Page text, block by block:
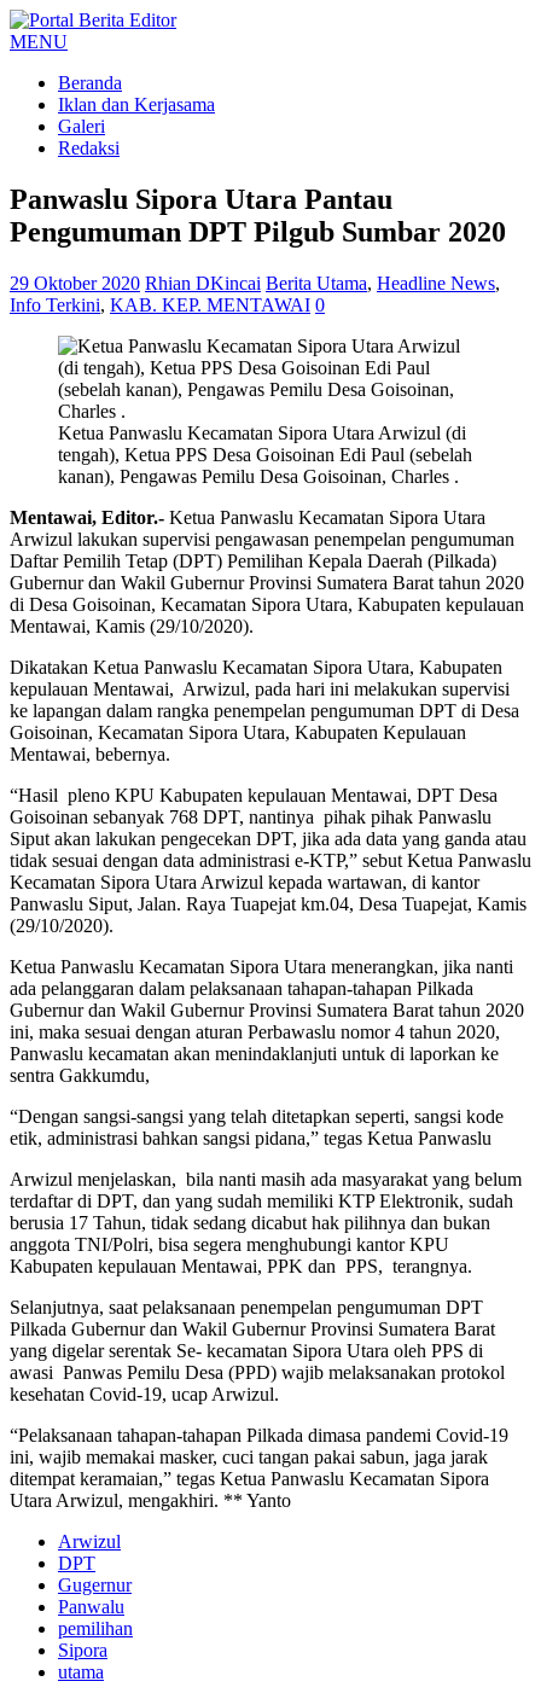
MENU
Beranda
Iklan dan Kerjasama
Galeri
Redaksi
Panwaslu Sipora Utara Pantau
Pengumuman DPT Pilgub Sumbar 2020
29 Oktober 2020 Rhian DKincai Berita Utama, Headline News,
Info Terkini, KAB. KEP. MENTAWAI 0
Ketua Panwaslu Kecamatan Sipora Utara Arwizul (di
tengah), Ketua PPS Desa Goisoinan Edi Paul (sebelah
kanan), Pengawas Pemilu Desa Goisoinan, Charles .
Mentawai, Editor.- Ketua Panwaslu Kecamatan Sipora Utara
Arwizul lakukan supervisi pengawasan penempelan pengumuman
Daftar Pemilih Tetap (DPT) Pemilihan Kepala Daerah (Pilkada)
Gubernur dan Wakil Gubernur Provinsi Sumatera Barat tahun 2020
di Desa Goisoinan, Kecamatan Sipora Utara, Kabupaten kepulauan
Mentawai, Kamis (29/10/2020).
Dikatakan Ketua Panwaslu Kecamatan Sipora Utara, Kabupaten
kepulauan Mentawai, Arwizul, pada hari ini melakukan supervisi
ke lapangan dalam rangka penempelan pengumuman DPT di Desa
Goisoinan, Kecamatan Sipora Utara, Kabupaten Kepulauan
Mentawai, bebernya.
“Hasil pleno KPU Kabupaten kepulauan Mentawai, DPT Desa
Goisoinan sebanyak 768 DPT, nantinya pihak pihak Panwaslu
Siput akan lakukan pengecekan DPT, jika ada data yang ganda atau
tidak sesuai dengan data administrasi e-KTP,” sebut Ketua Panwaslu
Kecamatan Sipora Utara Arwizul kepada wartawan, di kantor
Panwaslu Siput, Jalan. Raya Tuapejat km.04, Desa Tuapejat, Kamis
(29/10/2020).
Ketua Panwaslu Kecamatan Sipora Utara menerangkan, jika nanti
ada pelanggaran dalam pelaksanaan tahapan-tahapan Pilkada
Gubernur dan Wakil Gubernur Provinsi Sumatera Barat tahun 2020
ini, maka sesuai dengan aturan Perbawaslu nomor 4 tahun 2020,
Panwaslu kecamatan akan menindaklanjuti untuk di laporkan ke
sentra Gakkumdu,
“Dengan sangsi-sangsi yang telah ditetapkan seperti, sangsi kode
etik, administrasi bahkan sangsi pidana,” tegas Ketua Panwaslu
Arwizul menjelaskan, bila nanti masih ada masyarakat yang belum
terdaftar di DPT, dan yang sudah memiliki KTP Elektronik, sudah
berusia 17 Tahun, tidak sedang dicabut hak pilihnya dan bukan
anggota TNI/Polri, bisa segera menghubungi kantor KPU
Kabupaten kepulauan Mentawai, PPK dan PPS, terangnya.
Selanjutnya, saat pelaksanaan penempelan pengumuman DPT
Pilkada Gubernur dan Wakil Gubernur Provinsi Sumatera Barat
yang digelar serentak Se- kecamatan Sipora Utara oleh PPS di
awasi Panwas Pemilu Desa (PPD) wajib melaksanakan protokol
kesehatan Covid-19, ucap Arwizul.
“Pelaksanaan tahapan-tahapan Pilkada dimasa pandemi Covid-19
ini, wajib memakai masker, cuci tangan pakai sabun, jaga jarak
ditempat keramaian,” tegas Ketua Panwaslu Kecamatan Sipora
Utara Arwizul, mengakhiri. ** Yanto
Arwizul
DPT
Gugernur
Panwalu
pemilihan
Sipora
utama